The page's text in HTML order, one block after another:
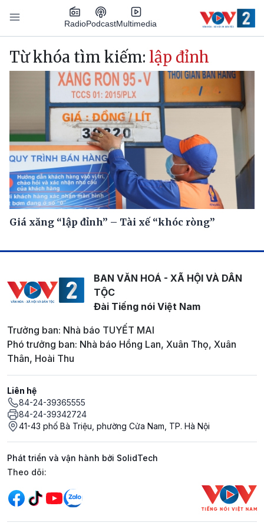
Nhảy đến nội dung
RadioPodcastMultimedia
Main navigation
Từ khóa tìm kiếm: lập đỉnh
Giá xăng “lập đỉnh” – Tài xế “khóc ròng”
BAN VĂN HOÁ - XÃ HỘI VÀ DÂN
TỘC
Đài Tiếng nói Việt Nam
Trưởng ban: Nhà báo TUYẾT MAI
Phó trưởng ban: Nhà báo Hồng Lan, Xuân Thọ, Xuân
Thân, Hoài Thu
Liên hệ
84-24-39365555
84-24-39342724
41-43 phố Bà Triệu, phường Cửa Nam, TP. Hà Nội
Phát triển và vận hành bởi SolidTech
Mạng xã hội
Theo dõi: